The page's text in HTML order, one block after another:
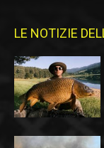
LE NOTIZIE